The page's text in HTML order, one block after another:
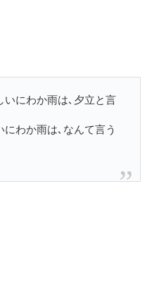
いにわか雨は､夕立と言
わか雨は､なんて言う